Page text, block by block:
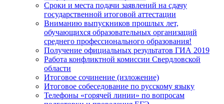
Сроки и места подачи заявлений на сдачу
государственной итоговой аттестации
Вниманию выпускников прошлых лет,
обучающихся образовательных организаций
среднего профессионального образования!
Получение официальных результатов ГИА 2019
Работа конфликтной комиссии Свердловской
области
Итоговое сочинение (изложение)
Итоговое собеседование по русскому языку
Телефоны «горячей линии» по вопросам